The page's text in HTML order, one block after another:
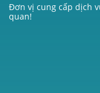
Đơn vị cung cấp dịch
quan!